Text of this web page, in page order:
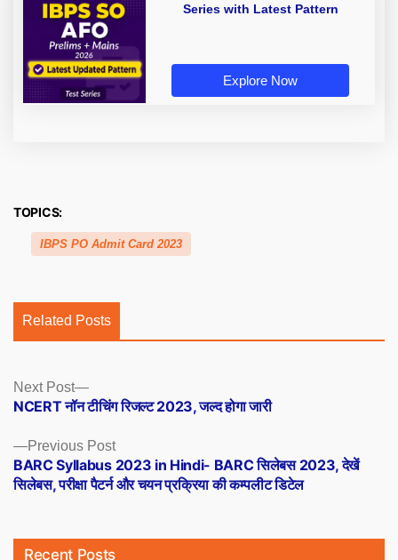
Series with Latest Pattern
Explore Now
TOPICS:
IBPS PO Admit Card 2023
Related Posts
Posts
navigation
Previous PostPrevious
post:
BARC Syllabus 2023 in Hindi- BARC सिलेबस 2023, देखें
सिलेबस, परीक्षा पैटर्न और चयन प्रक्रिया की कम्पलीट डिटेल
Next Post
Next
post:
NCERT नॉन टीचिंग रिजल्ट 2023, जल्द होगा जारी
Recent Posts